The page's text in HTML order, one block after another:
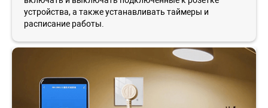
устройства, а также устанавливать таймеры и
расписание работы.